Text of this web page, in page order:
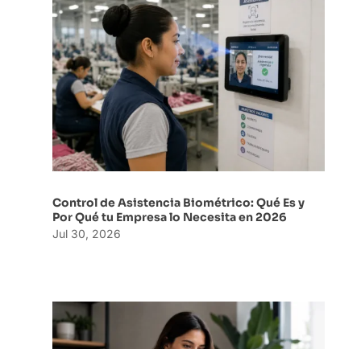
Control de Asistencia Biométrico: Qué Es y
Por Qué tu Empresa lo Necesita en 2026
Jul 30, 2026